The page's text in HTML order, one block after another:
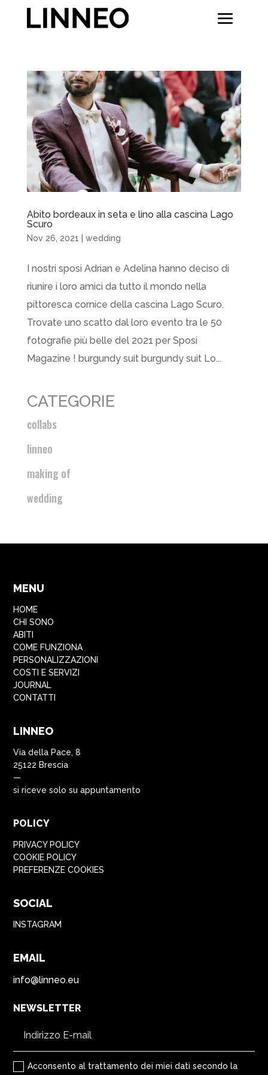
Abito bordeaux in seta e lino alla cascina Lago
Scuro
Nov 26, 2021 | wedding
I nostri sposi Adrian e Adelina hanno deciso di
riunire i loro amici da tutto il mondo nella
pittoresca cornice della cascina Lago Scuro.
Trovate uno scatto dal loro evento tra le 50
fotografie più belle del 2021 per Sposi
Magazine ! burgundy suit burgundy suit Lo...
CATEGORIE
collabs
linneo
making of
wedding
MENU
HOME
CHI SONO
ABITI
COME FUNZIONA
PERSONALIZZAZIONI
COSTI E SERVIZI
JOURNAL
CONTATTI
LINNEO
Via della Pace, 8
25122 Brescia
—
si riceve solo su appuntamento
POLICY
PRIVACY POLICY
COOKIE POLICY
PREFERENZE COOKIES
SOCIAL
INSTAGRAM
EMAIL
info@linneo.eu
NEWSLETTER
Acconsento al trattamento dei miei dati secondo la